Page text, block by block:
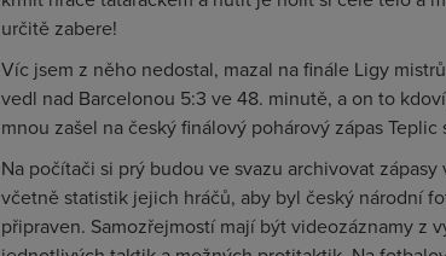
určitě zabere!
Víc jsem z něho nedostal, mazal na finále Ligy
vedl nad Barcelonou 5:3 ve 48. minutě, a on to
mnou zašel na český finálový pohárový zápas Teplic
Na počítači si prý budou ve svazu archivovat
včetně statistik jejich hráčů, aby byl český národní
připraven. Samozřejmostí mají být videozáznamy z